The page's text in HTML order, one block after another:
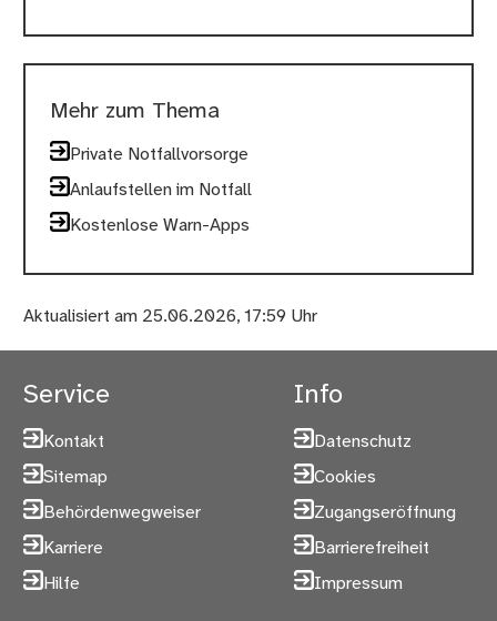
Mehr zum Thema
Private Notfallvorsorge
Anlaufstellen im Notfall
Kostenlose Warn-Apps
Aktualisiert am 25.06.2026, 17:59 Uhr
Service
Kontakt
Sitemap
Behördenwegweiser
Karriere
Hilfe
Info
Datenschutz
Cookies
Zugangseröffnung
Barrierefreiheit
Impressum